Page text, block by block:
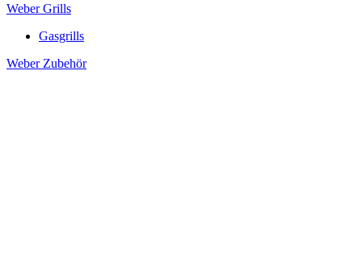
Weber Grills
Gasgrills
Weber Zubehör